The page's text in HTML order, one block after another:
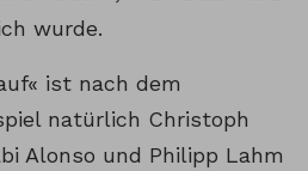
wurde.
ist nach dem
natürlich Christoph
Alonso und Philipp Lahm